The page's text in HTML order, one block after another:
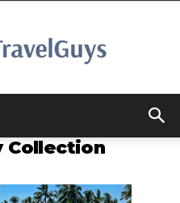
Collection